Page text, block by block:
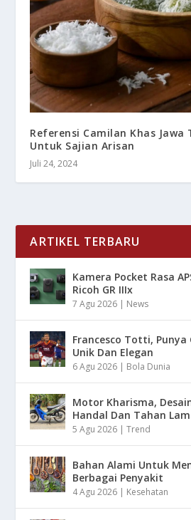
Referensi Camilan Khas Jawa
Untuk Sajian Arisan
Juli 24, 2024
ARTIKEL TERBARU
Kamera Pocket Rasa
Ricoh GR IIIx
7 Agu 2026 News
Francesco Totti, Punya
Unik Dan Elegan
6 Agu 2026 Bola Dunia
Motor Kharisma,
Handal Dan Tahan
5 Agu 2026 |Trend
Bahan Alami Untuk
Berbagai Penyakit
4 Agu 2026 Kesehatan